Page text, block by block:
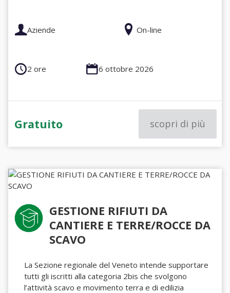
Aziende On-line
2 ore 6 ottobre 2026
Gratuito scopri di più
GESTIONE RIFIUTI DA
CANTIERE E TERRE/ROCCE DA
SCAVO
La Sezione regionale del Veneto intende supportare
tutti gli iscritti alla categoria 2bis che svolgono
l’attività scavo e movimento terra e di edilizia